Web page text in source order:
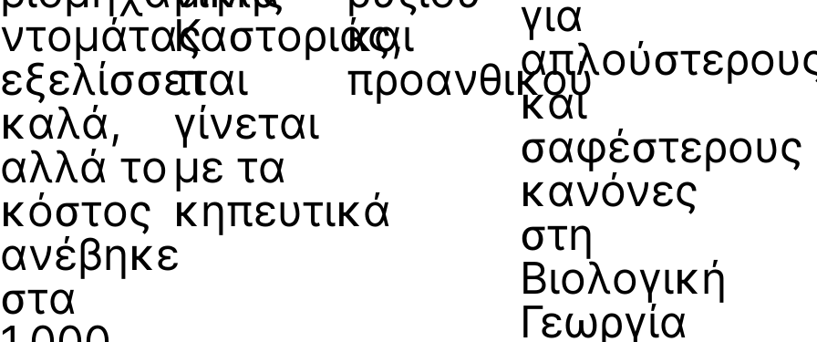
ντομάτας
εξελίσσεται
καλά,
αλλά το
κόστος
ανέβηκε
στα
Καστοριάς,
τι
γίνεται
με τα
κηπευτικά
και
προανθικού
για
και
σαφέστερους
κανόνες
στη
Βιολογική
Γεωργία